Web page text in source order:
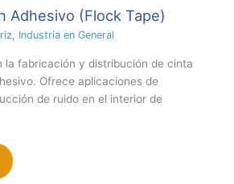
Adhesivo (Flock Tape)
, Industria en General
la fabricación y distribución de cinta
Ofrece aplicaciones de
de ruido en el interior de